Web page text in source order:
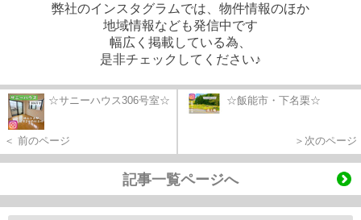
弊社のインスタグラムでは、物件情報のほか
地域情報なども発信中です
幅広く掲載している為、
是非チェックしてください♪
☆サニーハウス306号室☆
＜ 前のページ
☆飯能市・下名栗☆
＞次のページ
記事一覧ページへ